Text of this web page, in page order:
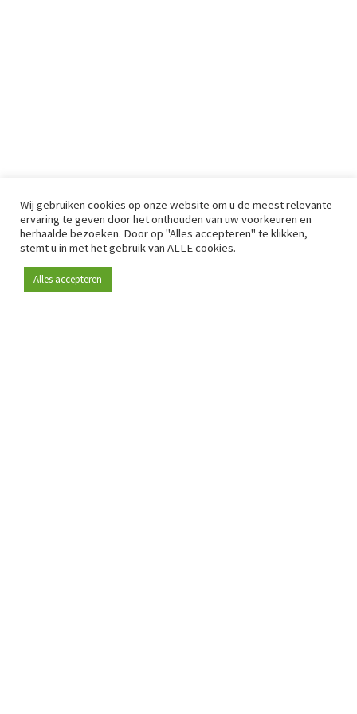
Wij gebruiken cookies op onze website om u de meest relevante
ervaring te geven door het onthouden van uw voorkeuren en
herhaalde bezoeken. Door op "Alles accepteren" te klikken,
stemt u in met het gebruik van ALLE cookies.
Alles accepteren